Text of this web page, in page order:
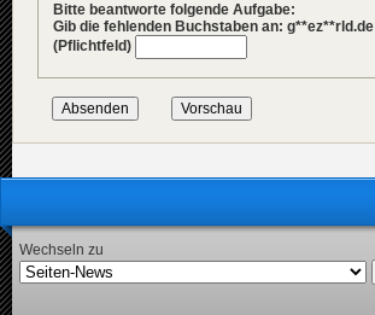
Bitte beantworte folgende Aufgabe:
Gib die fehlenden Buchstaben an: g**ez**rld.de
(Pflichtfeld)
Wechseln zu